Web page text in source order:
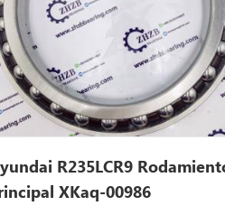
R235LCR9
XKaq-00986